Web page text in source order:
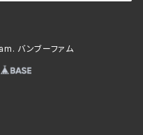
バンブーファム